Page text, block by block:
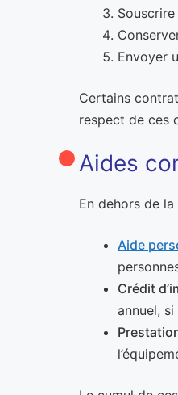
Envoyer
Certains
respect de ces
Aides
En dehors de
Aide
Crédit
annuel,